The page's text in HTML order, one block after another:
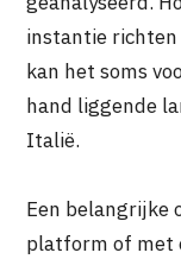
instantie
kan het soms
hand liggende
Italië.
Een belangrijke
platform of met